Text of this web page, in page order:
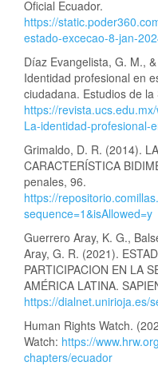
Oficial Ecuador.
https://
estado-excecao-8-jan-
Díaz Evangelista, G. M.,
Identidad profesional en
ciudadana. Estudios de
https://
La-identidad-profesional-
Grimaldo, D. R. (2014).
CARACTERÍSTICA
penales, 96.
https://
sequence=1&isAllowed=y
Guerrero Aray, K. G.,
Aray, G. R. (2021).
PARTICIPACION EN LA
AMÉRICA LATINA.
https://dialnet.unirioja.es/
Human Rights Watch.
Watch: https://
chapters/ecuador